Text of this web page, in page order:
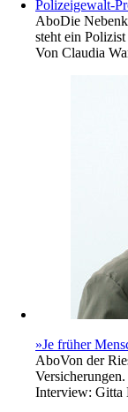
Polizeigewalt-
AboDie
steht ein
Von Claudia
»Je früher
AboVon der
Interview: Gitta